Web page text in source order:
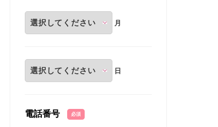
月
日
電話番号 必須